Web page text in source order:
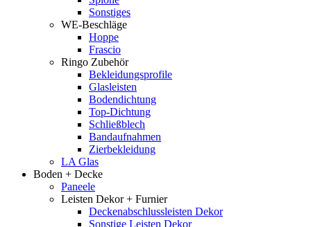
Sonstiges
WE-Beschläge
Hoppe
Frascio
Ringo Zubehör
Bekleidungsprofile
Glasleisten
Bodendichtung
Top-Dichtung
Schließblech
Bandaufnahmen
Zierbekleidung
LA Glas
Boden + Decke
Paneele
Leisten Dekor + Furnier
Deckenabschlussleisten Dekor
Sonstige Leisten Dekor